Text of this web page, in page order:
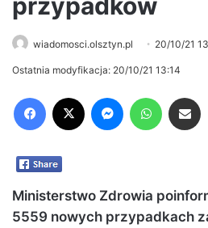
wiadomosci.olsztyn.pl 20/10/21
Ostatnia modyfikacja: 20/10/21 13:14
Ministerstwo Zdrowia
5559 nowych przypadkach